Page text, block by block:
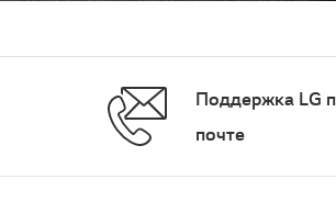
Поддержка LG
почте